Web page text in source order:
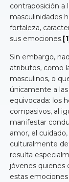
contraposición a
masculinidades
fortaleza,
sus emociones.
Sin embargo,
atributos, como
masculinos, o
únicamente a
equivocada: los
compasivos, al
manifestar
amor, el
culturalmente
resulta
jóvenes quienes
estas